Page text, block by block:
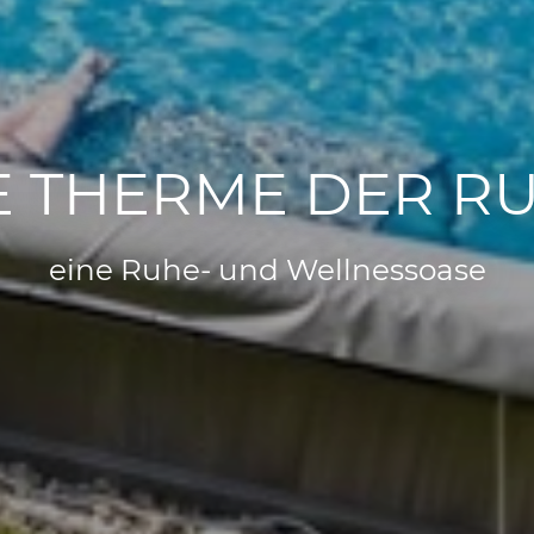
THERME DER
eine Ruhe- und Wellnessoase